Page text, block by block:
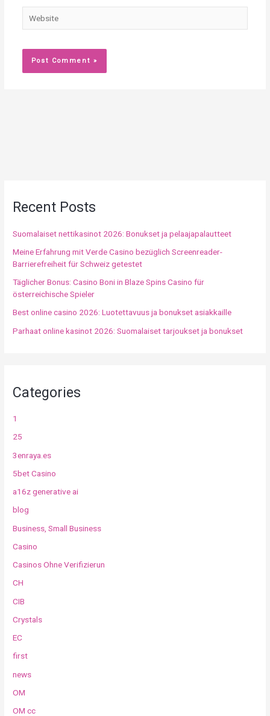
Website
Recent Posts
Suomalaiset nettikasinot 2026: Bonukset ja pelaajapalautteet
Meine Erfahrung mit Verde Casino bezüglich Screenreader-
Barrierefreiheit für Schweiz getestet
Täglicher Bonus: Casino Boni in Blaze Spins Casino für
österreichische Spieler
Best online casino 2026: Luotettavuus ja bonukset asiakkaille
Parhaat online kasinot 2026: Suomalaiset tarjoukset ja bonukset
Categories
1
25
3enraya.es
5bet Casino
a16z generative ai
blog
Business, Small Business
Casino
Casinos Ohne Verifizierun
CH
CIB
Crystals
EC
first
news
OM
OM cc